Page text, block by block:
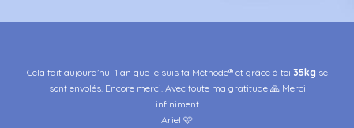
Cela fait aujourd’hui 1 an que je suis ta Méthode® et grâce à toi 35kg se
sont envolés. Encore merci. Avec toute ma gratitude 🙏 Merci
infiniment
Ariel 🩷